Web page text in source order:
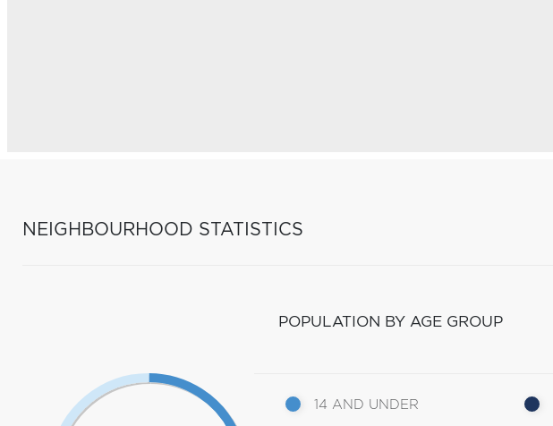
NEIGHBOURHOOD STATISTICS
POPULATION BY AGE GROUP
14 AND UNDER